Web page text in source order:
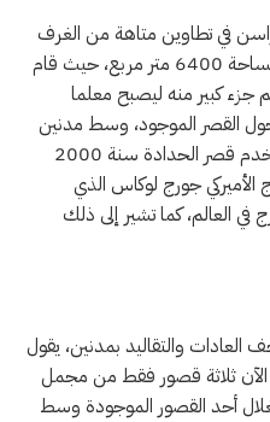
في تطاوين متاهة من الغرف
يبلغ عددها 567 غرفة تمتد على مساحة 6400 متر مربع، حيث قام
جزء كبير منه ليصبح معلما
القصر الموجود، وسط مدنين
إلى متحف للعادات التقليدية. واستخدم قصر الحدادة سنة 2000
جورج لوكاس الذي
مليون متفرج في العالم، كما تشير إلى ذلك
والتقاليد بمدنين، يقول
الآن ثلاثة قصور فقط من مجمل
أحد القصور الموجودة وسط